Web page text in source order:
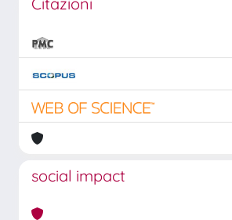
social impact